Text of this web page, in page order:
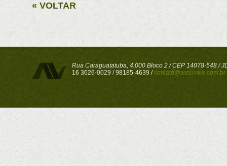
« VOLTAR
Rua Caraguatatuba, 4.000 Bloco 2 / CEP 14078-548 /
16 3626-0029 / 98185-4639 /contato@assovale.com.br